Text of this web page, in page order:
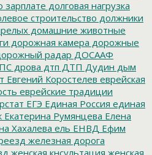
зарплате долговая нагрузка
строительство должники
домашние животные
дорожная камера дорожные
радар ДОСААФ
дрова дтп ДТП Дудин дым
Евгений Коростелев еврейская
еврейские традиции
ЕГЭ Единая Россия единая
Екатерина Румянцева Елена
Хахалева ель ЕНВД Ефим
железная дорога
женская кнсультация женская